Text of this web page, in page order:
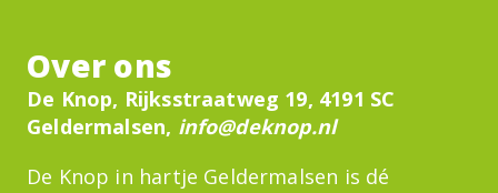
Over ons
De Knop, Rijksstraatweg 19, 4191 SC
Geldermalsen, info@deknop.nl
De Knop in hartje Geldermalsen is dé